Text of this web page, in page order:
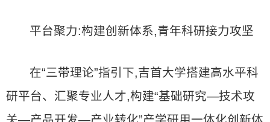
平台聚力:构建创新体系,青年科研接力攻坚
在“三带理论”指引下,吉首大学搭建高水平科
研平台、汇聚专业人才,构建“基础研究—技术攻